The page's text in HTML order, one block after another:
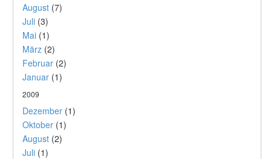
August (7)
Juli (3)
Mai (1)
März (2)
Februar (2)
Januar (1)
2009
Dezember (1)
Oktober (1)
August (2)
Juli (1)